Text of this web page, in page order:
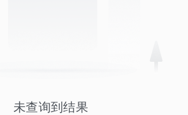
未查询到结果